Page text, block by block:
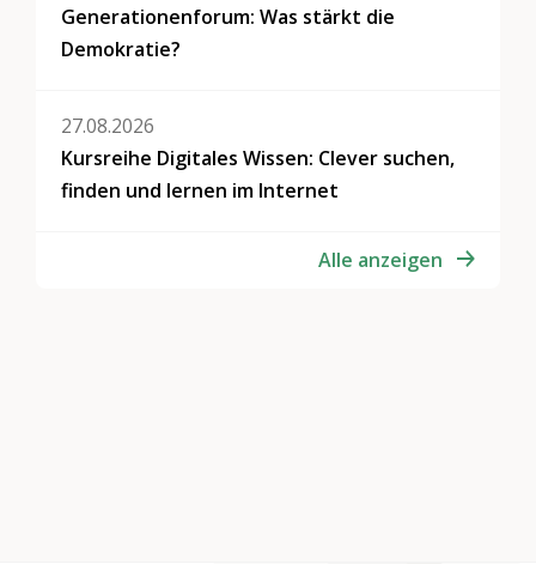
Generationenforum: Was stärkt die
Demokratie?
27.08.2026
Kursreihe Digitales Wissen: Clever suchen,
finden und lernen im Internet
Alle anzeigen